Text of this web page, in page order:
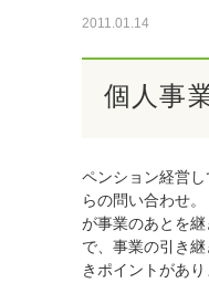
2011.01.14
個人事
ペンション経営
らの問い合わせ
が事業のあとを
で、事業の引き
きポイントがあ